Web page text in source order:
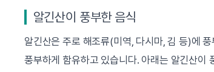
알긴산이 풍부한 음식
알긴산은 주로 해조류(미역, 다시마, 김 등)에
풍부하게 함유하고 있습니다. 아래는 알긴산이